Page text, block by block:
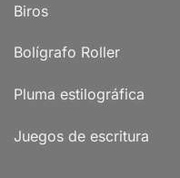
Biros
Bolígrafo Roller
Pluma estilográfica
Juegos de escritura